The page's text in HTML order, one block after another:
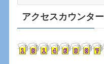
カ
イ
アクセスカウンター